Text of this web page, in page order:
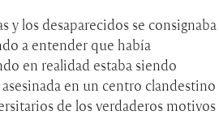
y los desaparecidos se consignaba
a entender que había
en realidad estaba siendo
en un centro clandestino
de los verdaderos motivos